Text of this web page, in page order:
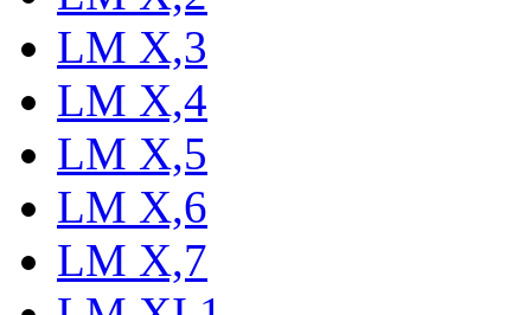
LM X,3
LM X,4
LM X,5
LM X,6
LM X,7